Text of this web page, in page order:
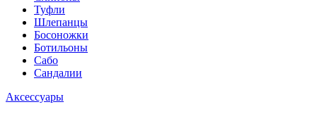
Туфли
Шлепанцы
Босоножки
Ботильоны
Сабо
Сандалии
Аксессуары